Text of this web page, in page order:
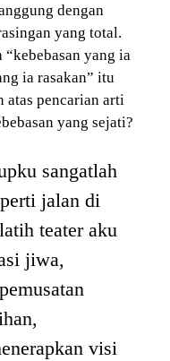
dengan
yang total.
“kebebasan yang ia
ia rasakan” itu
atas pencarian arti
yang sejati?
sangatlah
jalan di
teater aku
jiwa,
visi